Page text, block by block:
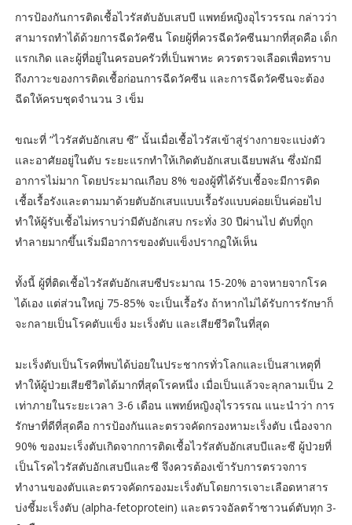
การป้องกันการติดเชื้อไวรัสตับอับเสบบี แพทย์หญิงอุไรวรรณ กล่าวว่า
สามารถทำได้ด้วยการฉีดวัคซีน โดยผู้ที่ควรฉีดวัคซีนมากที่สุดคือ เด็ก
แรกเกิด และผู้ที่อยู่ในครอบครัวที่เป็นพาหะ ควรตรวจเลือดเพื่อทราบ
ถึงภาวะของการติดเชื้อก่อนการฉีดวัคซีน และการฉีดวัคซีนจะต้อง
ฉีดให้ครบชุดจำนวน 3 เข็ม
ขณะที่ “ไวรัสตับอักเสบ ซี” นั้นเมื่อเชื้อไวรัสเข้าสู่ร่างกายจะแบ่งตัว
และอาศัยอยู่ในตับ ระยะแรกทำให้เกิดตับอักเสบเฉียบพลัน ซึ่งมักมี
อาการไม่มาก โดยประมาณเกือบ 8% ของผู้ที่ได้รับเชื้อจะมีการติด
เชื้อเรื้อรังและตามมาด้วยตับอักเสบแบบเรื้อรังแบบค่อยเป็นค่อยไป
ทำให้ผู้รับเชื้อไม่ทราบว่ามีตับอักเสบ กระทั่ง 30 ปีผ่านไป ตับที่ถูก
ทำลายมากขึ้นเริ่มมีอาการของตับแข็งปรากฏให้เห็น
ทั้งนี้ ผู้ที่ติดเชื้อไวรัสตับอักเสบซีประมาณ 15-20% อาจหายจากโรค
ได้เอง แต่ส่วนใหญ่ 75-85% จะเป็นเรื้อรัง ถ้าหากไม่ได้รับการรักษาก็
จะกลายเป็นโรคตับแข็ง มะเร็งตับ และเสียชีวิตในที่สุด
มะเร็งตับเป็นโรคที่พบได้บ่อยในประชากรทั่วโลกและเป็นสาเหตุที่
ทำให้ผู้ป่วยเสียชีวิตได้มากที่สุดโรคหนึ่ง เมื่อเป็นแล้วจะลุกลามเป็น 2
เท่าภายในระยะเวลา 3-6 เดือน แพทย์หญิงอุไรวรรณ แนะนำว่า การ
รักษาที่ดีที่สุดคือ การป้องกันและตรวจคัดกรองหามะเร็งตับ เนื่องจาก
90% ของมะเร็งตับเกิดจากการติดเชื้อไวรัสตับอักเสบบีและซี ผู้ป่วยที่
เป็นโรคไวรัสตับอักเสบบีและซี จึงควรต้องเข้ารับการตรวจการ
ทำงานของตับและตรวจคัดกรองมะเร็งตับโดยการเจาะเลือดหาสาร
บ่งชี้มะเร็งตับ (alpha-fetoprotein) และตรวจอัลตร้าซาวนด์ตับทุก 3-